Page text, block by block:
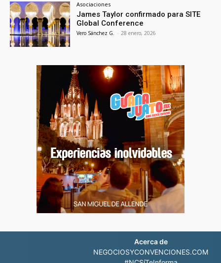
Asociaciones
James Taylor confirmado para SITE
Global Conference
Vero Sánchez G. - 28 enero, 2026
Acerca de
NEGOCIOSYCONVENCIONES.COM